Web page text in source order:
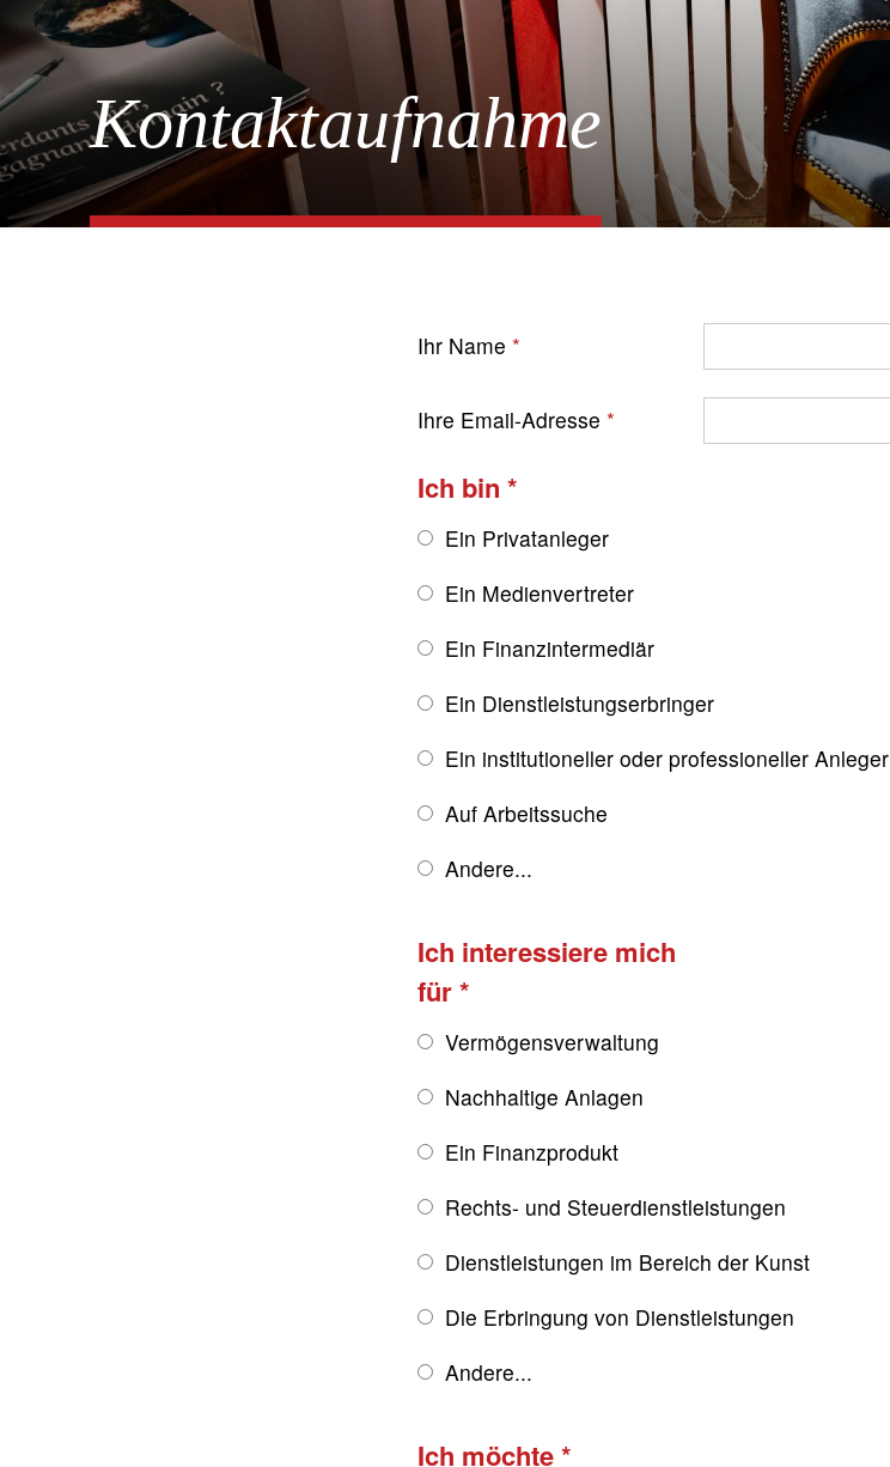
Kontaktaufnahme
Ihr Name
Ihre Email-Adresse
Ich bin
Ein Privatanleger
Ein Medienvertreter
Ein Finanzintermediär
Ein Dienstleistungserbringer
Ein institutioneller oder professioneller Anleger
Auf Arbeitssuche
Andere...
Ich interessiere mich
für
Vermögensverwaltung
Nachhaltige Anlagen
Ein Finanzprodukt
Rechts- und Steuerdienstleistungen
Dienstleistungen im Bereich der Kunst
Die Erbringung von Dienstleistungen
Andere...
Ich möchte